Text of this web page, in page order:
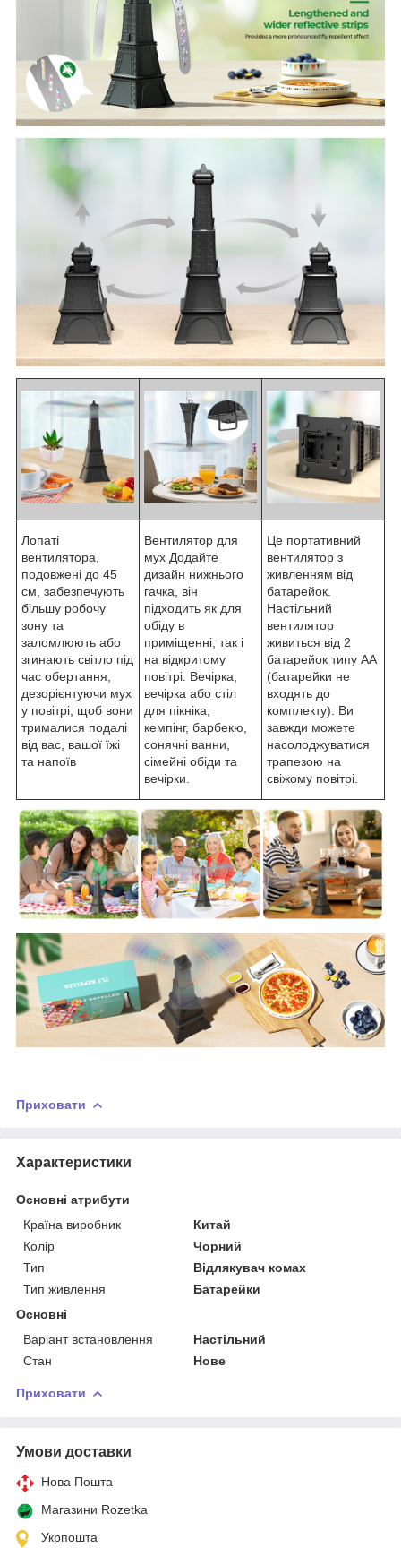
Лопаті
вентилятора,
подовжені до 45
см, забезпечують
більшу робочу
зону та
заломлюють або
згинають світло під
час обертання,
дезорієнтуючи мух
у повітрі, щоб вони
трималися подалі
від вас, вашої їжі
та напоїв
Вентилятор для
мух Додайте
дизайн нижнього
гачка, він
підходить як для
обіду в
приміщенні, так і
на відкритому
повітрі. Вечірка,
вечірка або стіл
для пікніка,
кемпінг, барбекю,
сонячні ванни,
сімейні обіди та
вечірки.
Це портативний
вентилятор з
живленням від
батарейок.
Настільний
вентилятор
живиться від 2
батарейок типу АА
(батарейки не
входять до
комплекту). Ви
завжди можете
насолоджуватися
трапезою на
свіжому повітрі.
Приховати
Характеристики
Основні атрибути
Країна виробник
Китай
Колір
Чорний
Тип
Відлякувач комах
Тип живлення
Батарейки
Основні
Варіант встановлення
Настільний
Стан
Нове
Приховати
Умови доставки
Нова Пошта
Магазини Rozetka
Укрпошта